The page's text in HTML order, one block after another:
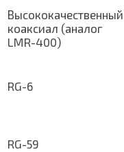
Высококачественный
коаксиал (аналог
LMR-400)
RG-6
RG-59